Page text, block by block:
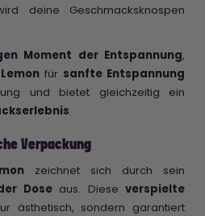
deine Geschmacksknospen
Moment der Entspannung,
für sanfte Entspannung
und bietet gleichzeitig ein
.
Verpackung
zeichnet sich durch sein
Doseaus. Dieseverspielte
ästhetisch, sondern garantiert